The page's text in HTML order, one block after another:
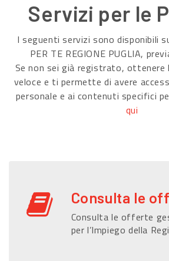
Servizi per le
I seguenti servizi sono disponibili
PER TE REGIONE PUGLIA,
Se non sei già registrato, ottenere
veloce e ti permette di avere
personale e ai contenuti specifici
qui
Consulta le
Consulta le offerte
per l’Impiego della